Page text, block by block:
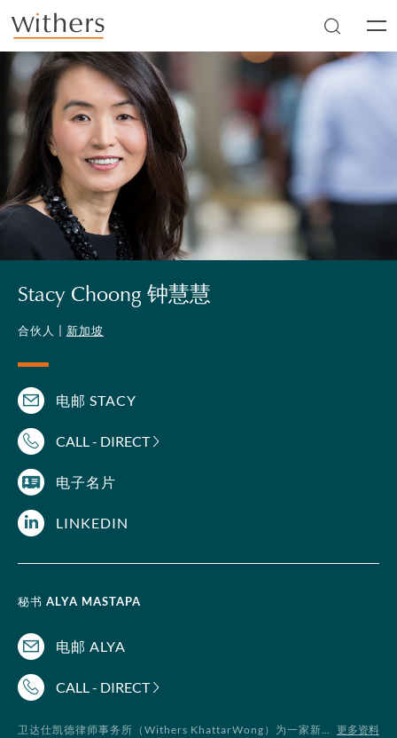
Skip to main content
Stacy Choong 钟慧慧
合伙人 | 新加坡
电邮 STACY
CALL - DIRECT
电子名片
LINKEDIN
秘书 ALYA MASTAPA
电邮 ALYA
CALL - DIRECT
卫达仕凯德律师事务所（Withers KhattarWong）为一家新加坡律师事务所，附属于卫达仕（Withers LLP） 更多资料